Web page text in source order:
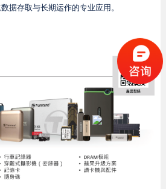
据存取与长期运作的专业应用。